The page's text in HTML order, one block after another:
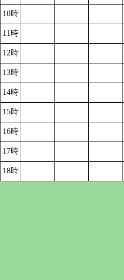
10時
11時
12時
13時
14時
15時
16時
17時
18時